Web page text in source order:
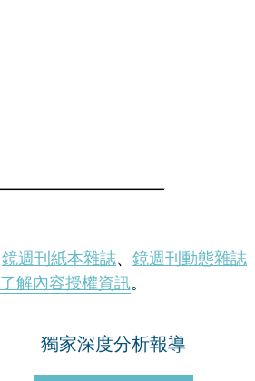
鏡週刊紙本雜誌、 鏡週刊動態雜誌
了解內容授權資訊。
獨家深度分析報導